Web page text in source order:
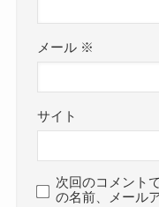
メール ※
サイト
次回のコメント
の名前、メール